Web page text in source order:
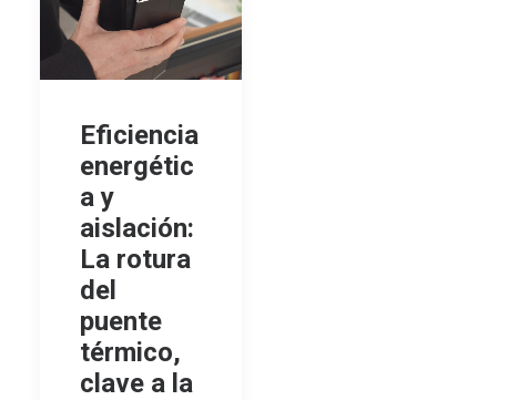
Eficiencia
energétic
a y
aislación:
La rotura
del
puente
térmico,
clave a la